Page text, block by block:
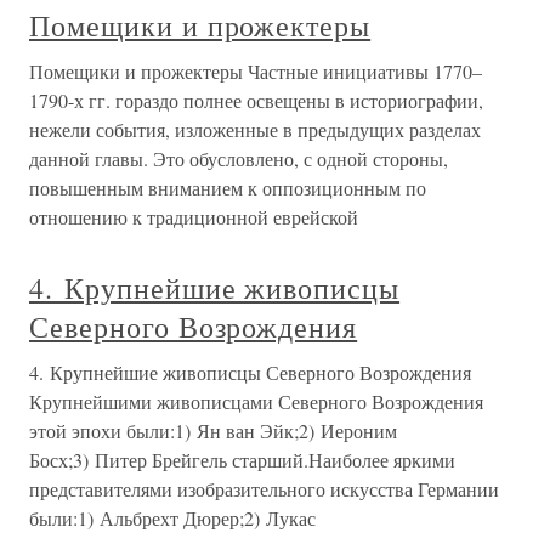
Помещики и прожектеры
Помещики и прожектеры Частные инициативы 1770–
1790-х гг. гораздо полнее освещены в историографии,
нежели события, изложенные в предыдущих разделах
данной главы. Это обусловлено, с одной стороны,
повышенным вниманием к оппозиционным по
отношению к традиционной еврейской
4. Крупнейшие живописцы
Северного Возрождения
4. Крупнейшие живописцы Северного Возрождения
Крупнейшими живописцами Северного Возрождения
этой эпохи были:1) Ян ван Эйк;2) Иероним
Босх;3) Питер Брейгель старший.Наиболее яркими
представителями изобразительного искусства Германии
были:1) Альбрехт Дюрер;2) Лукас